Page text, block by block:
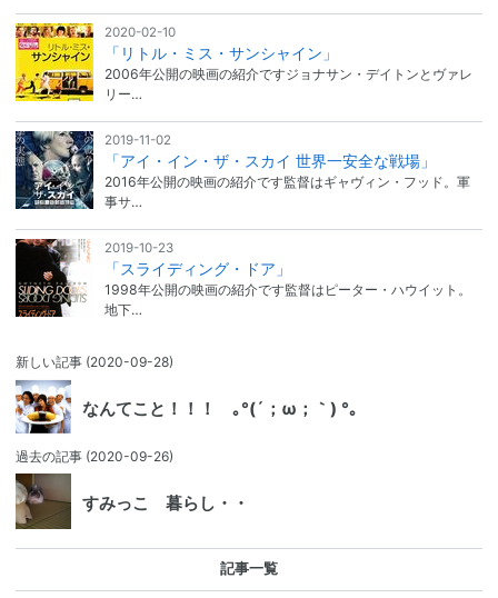
2020-02-10
「リトル・ミス・サンシャイン」
2006年公開の映画の紹介ですジョナサン・デイトンとヴァレ
リー…
2019-11-02
「アイ・イン・ザ・スカイ 世界一安全な戦場」
2016年公開の映画の紹介です監督はギャヴィン・フッド。軍
事サ…
2019-10-23
「スライディング・ドア」
1998年公開の映画の紹介です監督はピーター・ハウイット。
地下…
新しい記事 (2020-09-28)
なんてこと！！！ ｡°(´；ω；｀) °｡
過去の記事 (2020-09-26)
すみっこ 暮らし・・
記事一覧